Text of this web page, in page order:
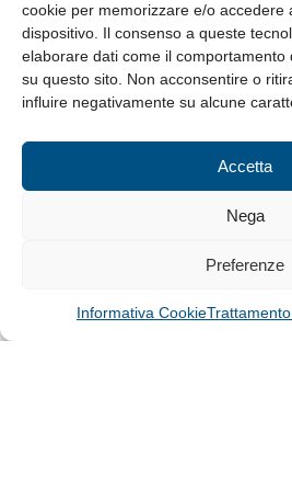
cookie per memorizzare e/o accedere
dispositivo. Il consenso a queste
elaborare dati come il comportamento
su questo sito. Non acconsentire o
influire negativamente su alcune
Accetta
Nega
Preferenze
Informativa Cookie
© Tutti i diritti
Privacy Policy e Cookie|